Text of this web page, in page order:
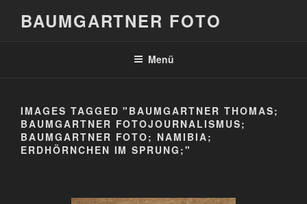
BAUMGARTNER FOTO
Menü
IMAGES TAGGED "BAUMGARTNER THOMAS;
BAUMGARTNER FOTOJOURNALISMUS;
BAUMGARTNER FOTO; NAMIBIA;
ERDHÖRNCHEN IM SPRUNG;"